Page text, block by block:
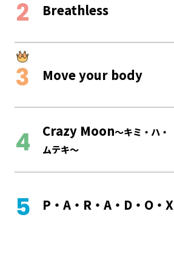
Breathless
Move your body
Crazy Moon～キミ・ハ・
ムテキ～
P・A・R・A・D・O・X